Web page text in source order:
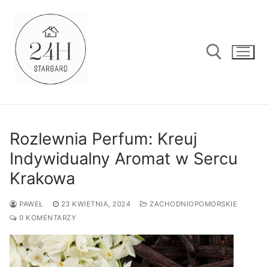
treści
Rozlewnia Perfum: Kreuj
Indywidualny Aromat w Sercu
Krakowa
PAWEŁ 23 KWIETNIA, 2024
ZACHODNIOPOMORSKIE
0 KOMENTARZY